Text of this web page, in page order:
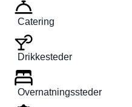
Catering
Drikkesteder
Overnatningssteder